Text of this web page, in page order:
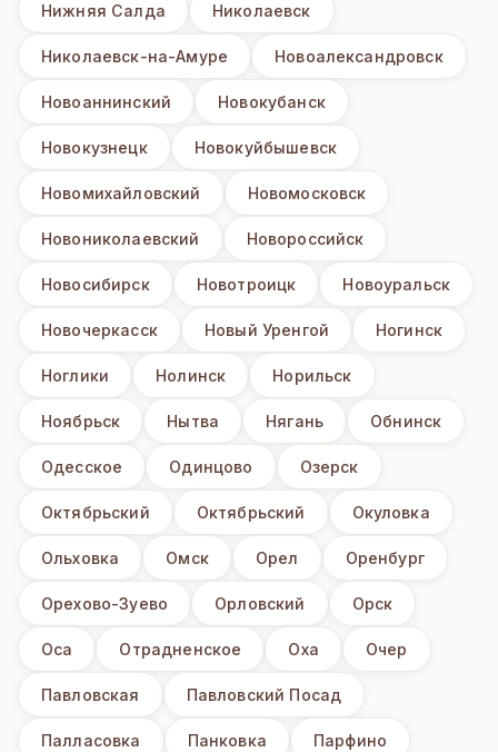
Нижняя Салда Николаевск
Николаевск-на-Амуре Новоалександровск
Новоаннинский Новокубанск
Новокузнецк Новокуйбышевск
Новомихайловский Новомосковск
Новониколаевский Новороссийск
Новосибирск Новотроицк Новоуральск
Новочеркасск Новый Уренгой Ногинск
Ноглики Нолинск Норильск
Ноябрьск Нытва Нягань Обнинск
Одесское Одинцово Озерск
Октябрьский Октябрьский Окуловка
Ольховка Омск Орел Оренбург
Орехово-Зуево Орловский Орск
Оса Отрадненское Оха Очер
Павловская Павловский Посад
Палласовка Панковка Парфино